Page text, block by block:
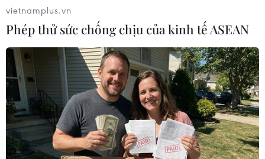
Lịch trực tiếp Asian Cup 2023 hôm nay
18/1: Thêm 2 đội vào vòng 1/8?
18/01/2024 02:55
vietnamplus.vn
Phép thử sức chống chịu của kinh tế ASEAN